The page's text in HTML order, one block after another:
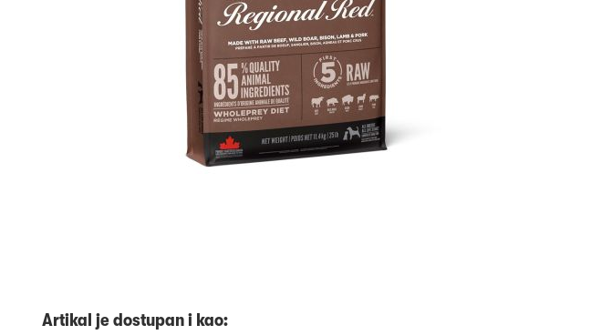
Artikal je dostupan i kao: